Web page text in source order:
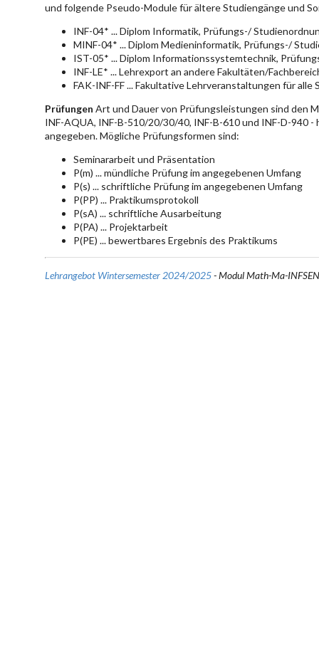
und folgende Pseudo-Module für ältere Studiengänge und
INF-04* ... Diplom Informatik, Prüfungs-/
MINF-04* ... Diplom Medieninformatik, Prüfungs-/
IST-05* ... Diplom Informationssystemtechnik,
INF-LE* ... Lehrexport an andere Fakultäten/
FAK-INF-FF ... Fakultative Lehrveranstaltungen für
Prüfungen Art und Dauer von Prüfungsleistungen sind den
INF-AQUA, INF-B-510/20/30/40, INF-B-610 und INF-D-940
angegeben. Mögliche Prüfungsformen sind:
Seminararbeit und Präsentation
P(m) ... mündliche Prüfung im angegebenen Umfang
P(s) ... schriftliche Prüfung im angegebenen Umfang
P(PP) ... Praktikumsprotokoll
P(sA) ... schriftliche Ausarbeitung
P(PA) ... Projektarbeit
P(PE) ... bewertbares Ergebnis des Praktikums
Lehrangebot Wintersemester 2024/2025- Modul Math-Ma-INFSEN